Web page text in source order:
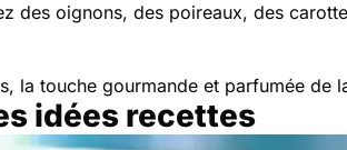
des oignons, des poireaux, des
la touche gourmande et parfumée de
idées recettes